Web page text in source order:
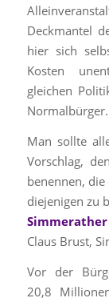
Deckmantel
hier sich
Kosten
gleichen
Normalbürger.
Man sollte
Vorschlag,
benennen,
diejenigen zu
Claus Brust,
Vor der
20,8